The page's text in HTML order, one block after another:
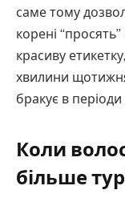
саме тому
корені
красиву
хвилини
бракує в
Коли
більше